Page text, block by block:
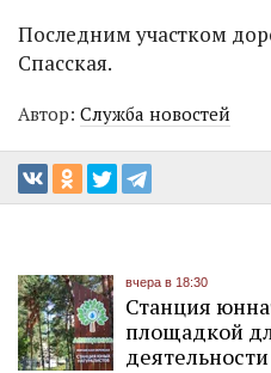
Последним участком
Спасская.
Автор: Служба новостей
вчера в 18:30
Станция
площадкой